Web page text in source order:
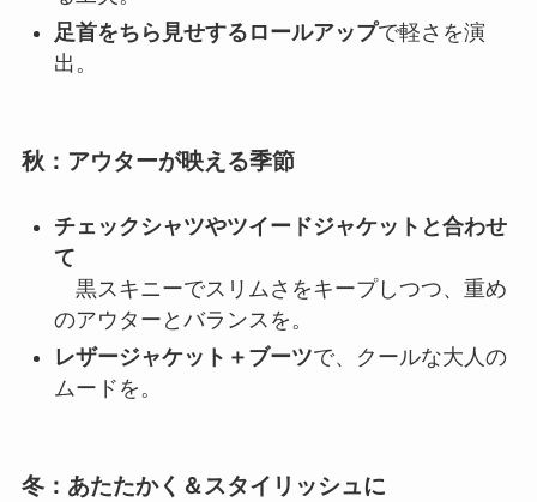
足首をちら見せするロールアップで軽さを演
出。
秋：アウターが映える季節
チェックシャツやツイードジャケットと合わせ
て
黒スキニーでスリムさをキープしつつ、重め
のアウターとバランスを。
レザージャケット＋ブーツで、クールな大人の
ムードを。
冬：あたたかく＆スタイリッシュに